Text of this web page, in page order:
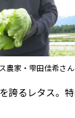
農家・雫田佳希さん
誇るレタス。